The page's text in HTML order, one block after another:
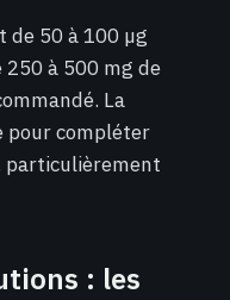
de 50 à 100 µg
à 500 mg de
La
pour compléter
particulièrement
: les